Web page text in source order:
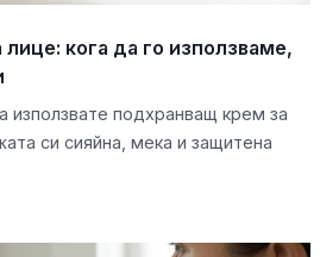
кога да го използваме,
използвате подхранващ крем за
си сияйна, мека и защитена